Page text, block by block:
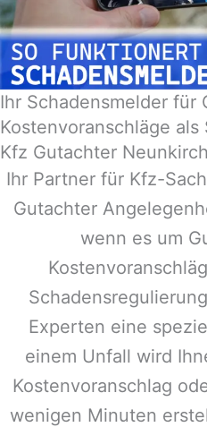
Ihr Schadensmelder für
Kostenvoranschläge
Kfz Gutachter
Ihr Partner für Kfz-
Gutachter
wenn es um
Experten eine
einem Unfall wird
Kostenvoranschlag
wenigen Minuten